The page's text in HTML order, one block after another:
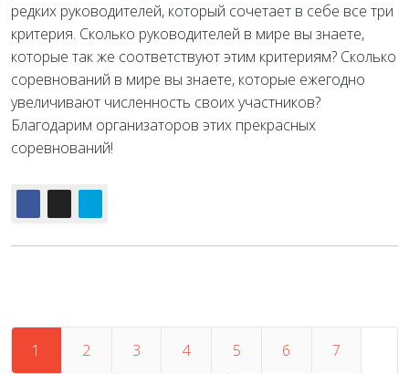
редких руководителей, который сочетает в себе все три
критерия. Сколько руководителей в мире вы знаете,
которые так же соответствуют этим критериям? Сколько
соревнований в мире вы знаете, которые ежегодно
увеличивают численность своих участников?
Благодарим организаторов этих прекрасных
соревнований!
1 2 3 4 5 6 7